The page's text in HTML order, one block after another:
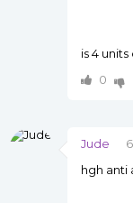
is 4
0
Jude
hgh anti